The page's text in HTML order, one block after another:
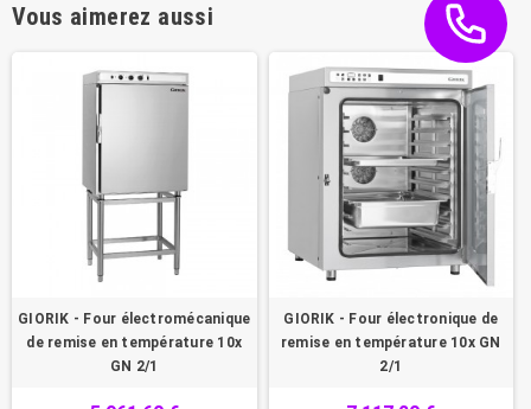
Vous aimerez aussi
GIORIK - Four électromécanique
de remise en température 10x
GN 2/1
GIORIK - Four électronique de
remise en température 10x GN
2/1